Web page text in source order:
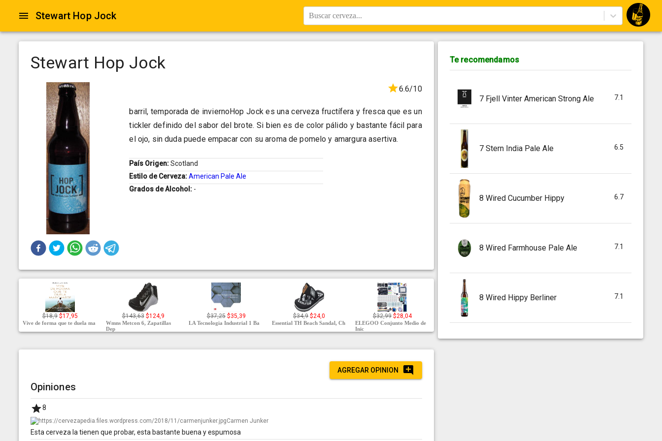
Stewart Hop Jock Buscar cerveza...
Stewart Hop Jock
6.6/10
barril, temporada de inviernoHop Jock es una cerveza fructífera y fresca que es un
tickler definido del sabor del brote. Si bien es de color pálido y bastante fácil para
el ojo, sin duda puede empacar con su aroma de pomelo y amargura asertiva.
País Origen:Scotland
Estilo de Cerveza:American Pale Ale
Grados de Alcohol: -
$18,9 $17,95
Vive de forma que te duela ma
$143,63 $124,9
Wmns Metcon 6, Zapatillas
Dep
$37,25 $35,39
LA Tecnologia Industrial 1 Ba
$34,9 $24,0
Essential TH Beach Sandal, Ch
$32,99 $28,04
ELEGOO Conjunto Medio de
Inic
AGREGAR OPINION
Opiniones
8
Carmen Junker
Esta cerveza la tienen que probar, esta bastante buena y espumosa
Te recomendamos
7 Fjell Vinter American Strong Ale 7.1
7 Stern India Pale Ale 6.5
8 Wired Cucumber Hippy 6.7
8 Wired Farmhouse Pale Ale 7.1
8 Wired Hippy Berliner 7.1